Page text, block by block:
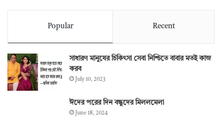
Popular Recent
সাধারণ মানুষের চিকিৎসা সেবা নিশ্চিতে বাবার মতই কাজ
করব
July 10, 2023
ঈদের পরের দিন বন্ধুদের মিললমেলা
June 18, 2024